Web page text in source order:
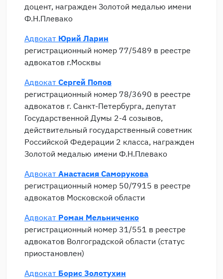
доцент, награжден Золотой медалью имени
Ф.Н.Плевако
Адвокат Юрий Ларин
регистрационный номер 77/5489 в реестре
адвокатов г.Москвы
Адвокат Сергей Попов
регистрационный номер 78/3690 в реестре
адвокатов г. Санкт-Петербурга, депутат
Государственной Думы 2-4 созывов,
действительный государственный советник
Российской Федерации 2 класса, награжден
Золотой медалью имени Ф.Н.Плевако
Адвокат Анастасия Саморукова
регистрационный номер 50/7915 в реестре
адвокатов Московской области
Адвокат Роман Мельниченко
регистрационный номер 31/551 в реестре
адвокатов Волгоградской области (статус
приостановлен)
Адвокат Борис Золотухин